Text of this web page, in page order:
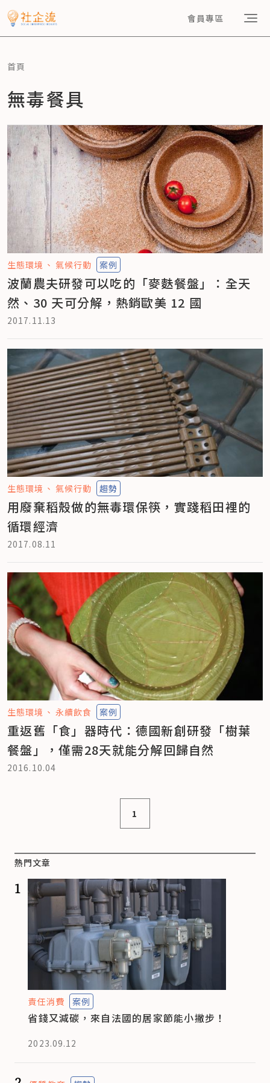
會員專區
首頁
無毒餐具
生態環境 氣候行動 案例
波蘭農夫研發可以吃的「麥麩餐盤」：全天
然、30 天可分解，熱銷歐美 12 國
2017.11.13
生態環境 氣候行動 趨勢
用廢棄稻殼做的無毒環保筷，實踐稻田裡的
循環經濟
2017.08.11
生態環境 永續飲食 案例
重返舊「食」器時代：德國新創研發「樹葉
餐盤」，僅需28天就能分解回歸自然
2016.10.04
1
熱門文章
1
責任消費 案例
省錢又減碳，來自法國的居家節能小撇步！
2023.09.12